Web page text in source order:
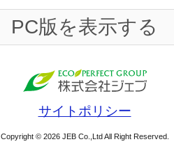
PC版を表示する
サイトポリシー
Copyright © 2026 JEB Co.,Ltd All Right Reserved.